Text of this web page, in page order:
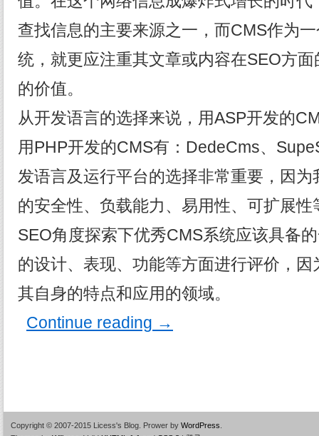
查找信息的主要来源之一，而CMS作为
统，就更应注重其文章或内容在SEO方
的价值。
从开发语言的选择来说，用ASP开发的
用PHP开发的CMS有：DedeCms、
发语言及运行平台的选择非常重要，因
的安全性、负载能力、易用性、可扩展
SEO角度探索下优秀CMS系统应该具备
的设计、表现、功能等方面进行评价，
其自身的特点和应用的领域。
Continue reading →
Copyright © 2007-2015 Licess's Blog. Prower by WordPress